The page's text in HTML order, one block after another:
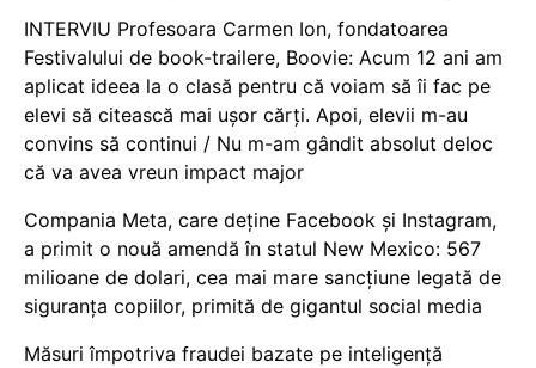
INTERVIU Profesoara Carmen Ion, fondatoarea
Festivalului de book-trailere, Boovie: Acum 12 ani am
aplicat ideea la o clasă pentru că voiam să îi fac pe
elevi să citească mai ușor cărți. Apoi, elevii m-au
convins să continui / Nu m-am gândit absolut deloc
că va avea vreun impact major
Compania Meta, care deține Facebook și Instagram,
a primit o nouă amendă în statul New Mexico: 567
milioane de dolari, cea mai mare sancțiune legată de
siguranța copiilor, primită de gigantul social media
Măsuri împotriva fraudei bazate pe inteligență